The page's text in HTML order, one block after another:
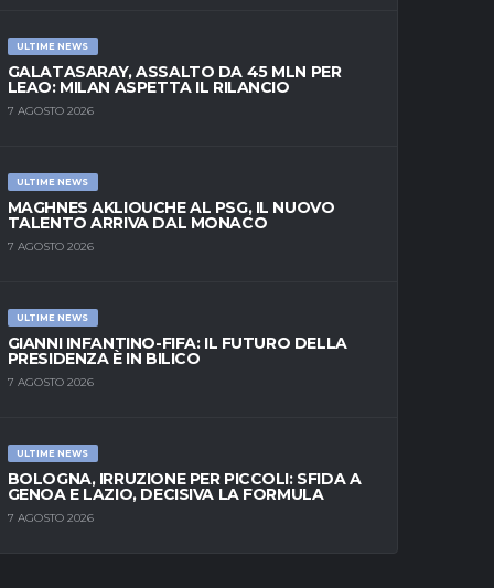
ULTIME NEWS
GALATASARAY, ASSALTO DA 45 MLN PER
LEAO: MILAN ASPETTA IL RILANCIO
7 AGOSTO 2026
ULTIME NEWS
MAGHNES AKLIOUCHE AL PSG, IL NUOVO
TALENTO ARRIVA DAL MONACO
7 AGOSTO 2026
ULTIME NEWS
GIANNI INFANTINO-FIFA: IL FUTURO DELLA
PRESIDENZA È IN BILICO
7 AGOSTO 2026
ULTIME NEWS
BOLOGNA, IRRUZIONE PER PICCOLI: SFIDA A
GENOA E LAZIO, DECISIVA LA FORMULA
7 AGOSTO 2026